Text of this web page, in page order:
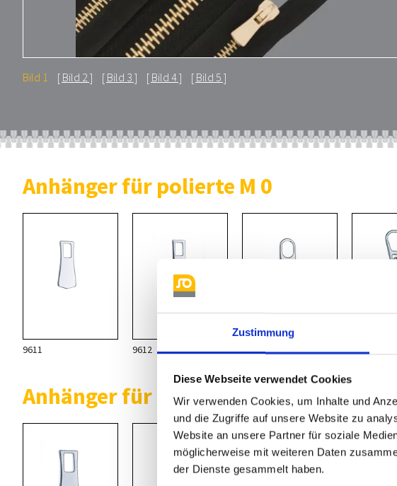
Zustimmung
Diese Webseite verwendet Cookies
Wir verwenden Cookies, um Inhalte und
und die Zugriffe auf unsere Website zu
Website an unsere Partner für soziale
möglicherweise mit weiteren Daten
der Dienste gesammelt haben.
Bild 1 Bild 2 Bild 3 Bild 4 Bild 5
Anhänger für polierte M 0
9611 9612 9473 2411
Anhänger für polierte M 10